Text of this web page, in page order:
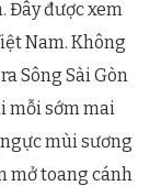
Đây được xem
Nam. Không
Sông Sài Gòn
mỗi sớm mai
mùi sương
mở toang cánh